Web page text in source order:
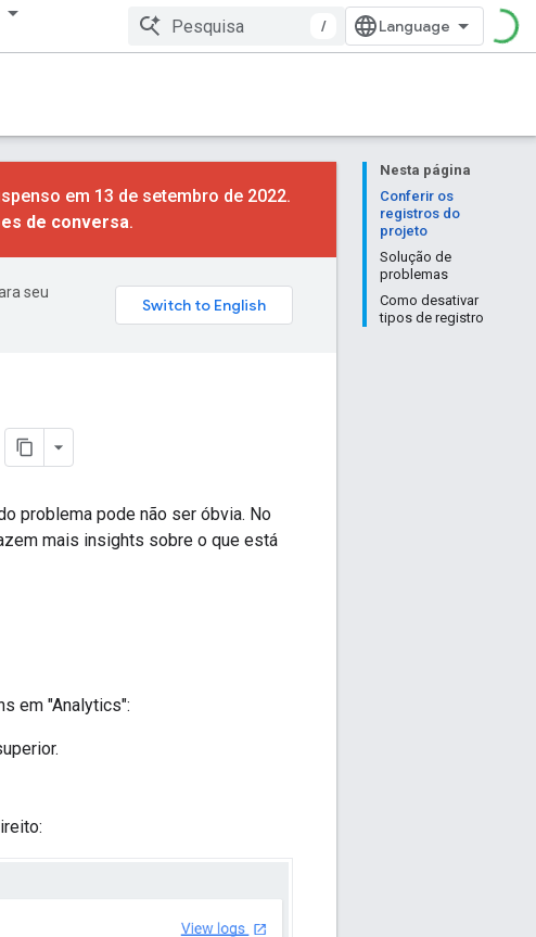
/
Nesta página
Conferir os
registros do
projeto
Solução de
problemas
Como desativar
tipos de registro
em 13 de setembro de 2022.
de conversa.
seu
problema pode não ser óbvia. No
mais insights sobre o que está
em "Analytics":